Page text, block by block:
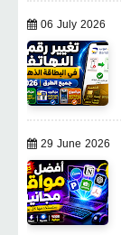
06 July 2026
29 June 2026